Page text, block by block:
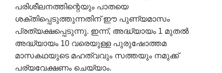
പരിശീലനത്തിന്റെയും പാതയെ
ശക്തിപ്പെടുത്തുന്നതിന് ഈ പുണ്യമാസം
പ്രത്യക്ഷപ്പെടുന്നു. ഇന്ന്, അദ്ധ്യായം 1 മുതൽ
അദ്ധ്യായം 10 വരെയുള്ള പുരുഷോത്തമ
മാസകഥയുടെ മഹത്വവും സത്തയും നമുക്ക്
പര്യവേക്ഷണം ചെയ്യാം.